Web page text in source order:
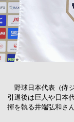
野球日本代表（侍
引退後は巨人や日本
揮を執る井端弘和さ